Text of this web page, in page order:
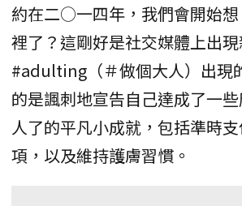
約在二○一四年，我們會開始
裡了？這剛好是社交媒體上出
#adulting（＃做個大人）出現
的是諷刺地宣告自己達成了一
人了的平凡小成就，包括準時
項，以及維持護膚習慣。